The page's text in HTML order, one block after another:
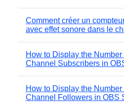
Comment créer un
avec effet sonore dans le
How to Display the Number
Channel Subscribers in
How to Display the Number
Channel Followers in OBS